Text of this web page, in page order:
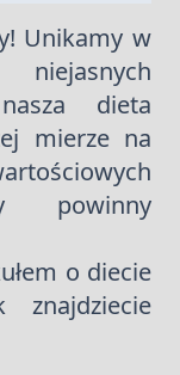
Unikamy w
dieta
mierze na
powinny
o diecie
znajdziecie